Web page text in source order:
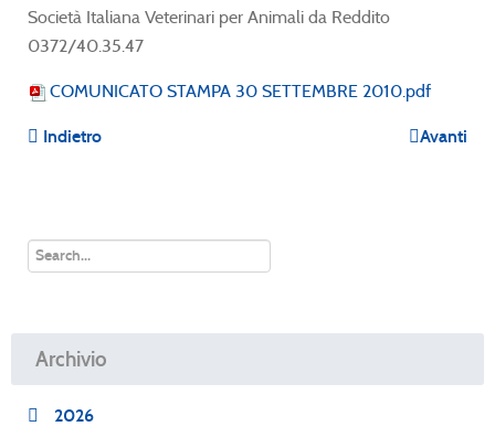
Società Italiana Veterinari per Animali da Reddito
0372/40.35.47
COMUNICATO STAMPA 30 SETTEMBRE 2010.pdf
Indietro Avanti
Archivio
2026